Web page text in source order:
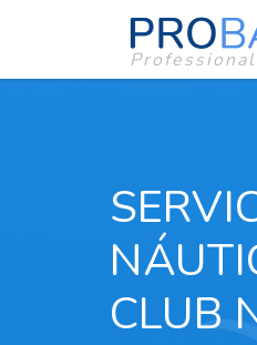
CLUB